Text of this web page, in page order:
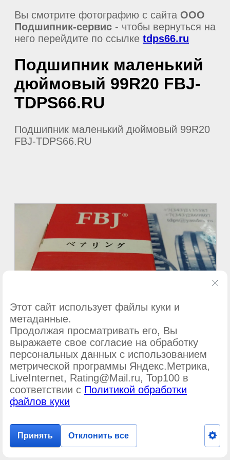
Вы смотрите фотографию с сайта ООО
Подшипник-сервис - чтобы вернуться на
него перейдите по ссылке tdps66.ru
Подшипник маленький
дюймовый 99R20 FBJ-
TDPS66.RU
Подшипник маленький дюймовый 99R20
FBJ-TDPS66.RU
©ООО Подшипник-сервис
Этот сайт использует файлы куки и
метаданные.
Продолжая просматривать его, Вы
выражаете свое согласие на обработку
персональных данных с использованием
метрической программы Яндекс.Метрика,
LiveInternet, Rating@Mail.ru, Top100 в
соответствии с Политикой обработки
файлов куки
Принять Отклонить все